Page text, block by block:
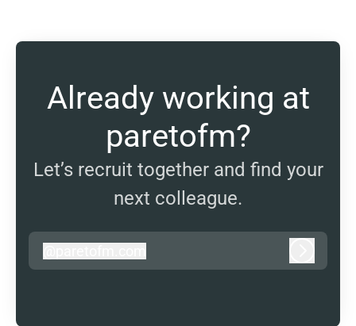
Already working at
paretofm?
Let’s recruit together and find your
next colleague.
paretofm.com